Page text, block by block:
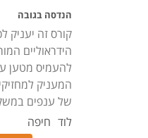
על בטחונו האישי של
במסגרת הקורס נלמדים
אופן פעולתו, סוגים
שונים, יישומים
בנמל ימי, או נשיאת
תעשייה כבדה. כמו כן,
הנדסה בגובה
קורס זה יעניק
הידראוליים
להעמיס מטען
המעניק
של ענפים
לוד חיפה